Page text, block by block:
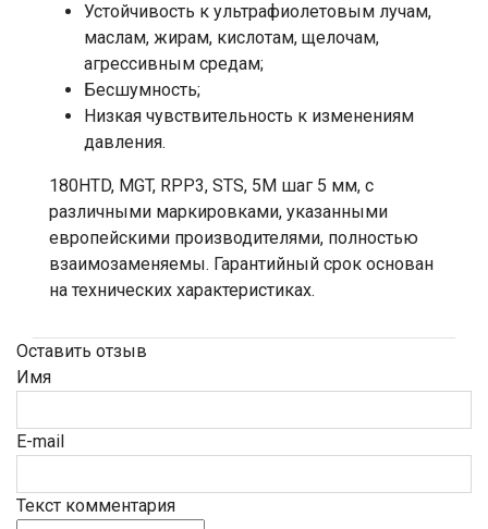
Устойчивость к ультрафиолетовым лучам,
маслам, жирам, кислотам, щелочам,
агрессивным средам;
Бесшумность;
Низкая чувствительность к изменениям
давления.
180HTD, MGT, RPP3, STS, 5M шаг 5 мм, с
различными маркировками, указанными
европейскими производителями, полностью
взаимозаменяемы. Гарантийный срок основан
на технических характеристиках.
Оставить отзыв
Имя
E-mail
Текст комментария